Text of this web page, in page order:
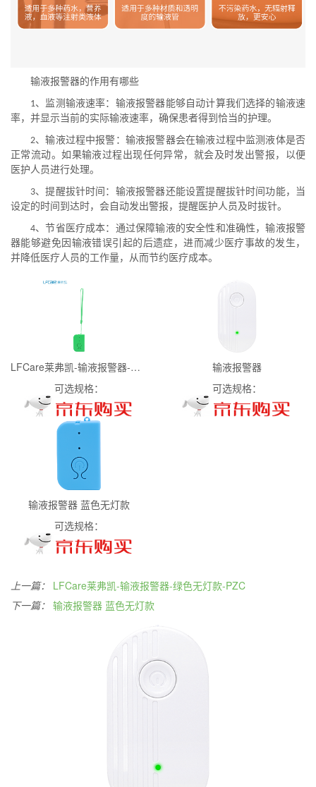
输液报警器的作用有哪些
1、监测输液速率：输液报警器能够自动计算我们选择的输液速
率，并显示当前的实际输液速率，确保患者得到恰当的护理。
2、输液过程中报警：输液报警器会在输液过程中监测液体是否
正常流动。如果输液过程出现任何异常，就会及时发出警报，以便
医护人员进行处理。
3、提醒拔针时间：输液报警器还能设置提醒拔针时间功能，当
设定的时间到达时，会自动发出警报，提醒医护人员及时拔针。
4、节省医疗成本：通过保障输液的安全性和准确性，输液报警
器能够避免因输液错误引起的后遗症，进而减少医疗事故的发生，
并降低医疗人员的工作量，从而节约医疗成本。
LFCare莱弗凯-输液报警器-绿色无灯款-PZC
可选规格：
输液报警器
可选规格：
输液报警器 蓝色无灯款
可选规格：
上一篇： LFCare莱弗凯-输液报警器-绿色无灯款-PZC
下一篇： 输液报警器 蓝色无灯款